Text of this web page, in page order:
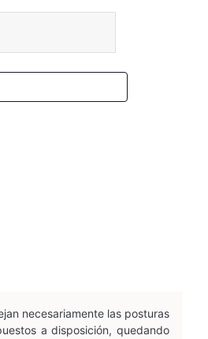
necesariamente las posturas
a disposición, quedando